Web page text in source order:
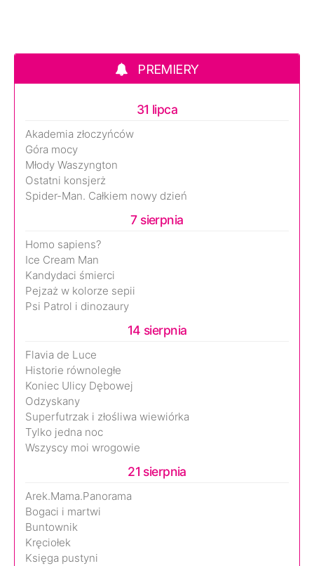
PREMIERY
31 lipca
Akademia złoczyńców
Góra mocy
Młody Waszyngton
Ostatni konsjerż
Spider-Man. Całkiem nowy dzień
7 sierpnia
Homo sapiens?
Ice Cream Man
Kandydaci śmierci
Pejzaż w kolorze sepii
Psi Patrol i dinozaury
14 sierpnia
Flavia de Luce
Historie równoległe
Koniec Ulicy Dębowej
Odzyskany
Superfutrzak i złośliwa wiewiórka
Tylko jedna noc
Wszyscy moi wrogowie
21 sierpnia
Arek.Mama.Panorama
Bogaci i martwi
Buntownik
Kręciołek
Księga pustyni